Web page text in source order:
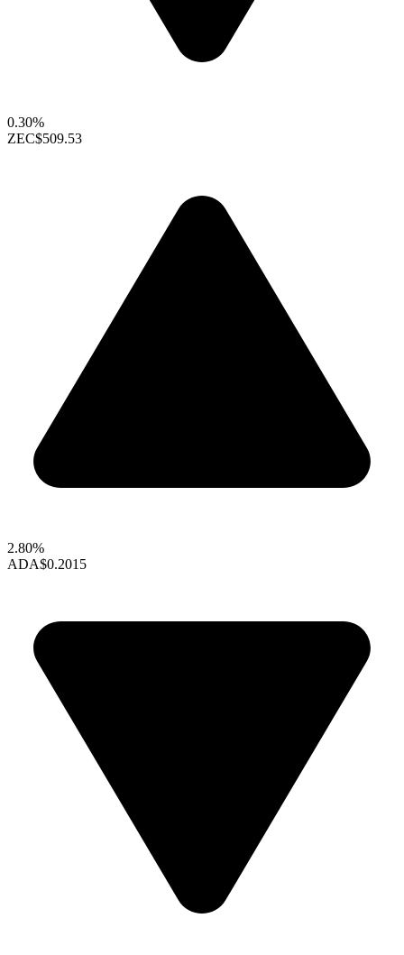
0.30%
ZEC$509.53
2.80%
ADA$0.2015